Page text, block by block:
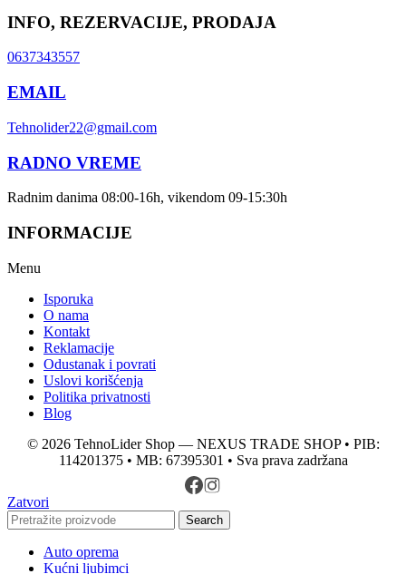
INFO, REZERVACIJE, PRODAJA
0637343557
EMAIL
Tehnolider22@gmail.com
RADNO VREME
Radnim danima 08:00-16h, vikendom 09-15:30h
INFORMACIJE
Menu
Isporuka
O nama
Kontakt
Reklamacije
Odustanak i povrati
Uslovi korišćenja
Politika privatnosti
Blog
© 2026 TehnoLider Shop — NEXUS TRADE SHOP • PIB:
114201375 • MB: 67395301 • Sva prava zadržana
Zatvori
Search
Auto oprema
Kućni ljubimci